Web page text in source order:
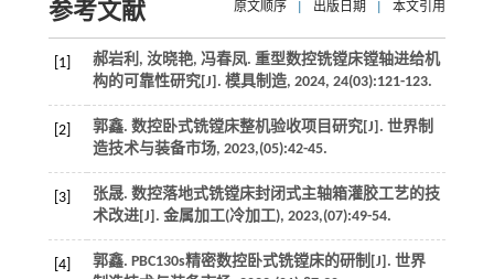
参考文献 原文顺序 出版日期 本文引用
[1]
郝岩利, 汝晓艳, 冯春凤. 重型数控铣镗床镗轴进给机
构的可靠性研究[J]. 模具制造, 2024, 24(03):121-123.
[2] 郭鑫. 数控卧式铣镗床整机验收项目研究[J]. 世界制
造技术与装备市场, 2023,(05):42-45.
[3]
张晟. 数控落地式铣镗床封闭式主轴箱灌胶工艺的技
术改进[J]. 金属加工(冷加工), 2023,(07):49-54.
[4] 郭鑫. PBC130s精密数控卧式铣镗床的研制[J]. 世界